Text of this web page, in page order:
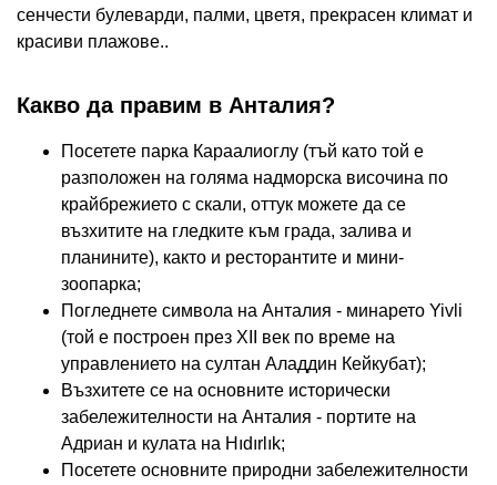
сенчести булеварди, палми, цветя, прекрасен климат и
красиви плажове..
Какво да правим в Анталия?
Посетете парка Караалиоглу (тъй като той е
разположен на голяма надморска височина по
крайбрежието с скали, оттук можете да се
възхитите на гледките към града, залива и
планините), както и ресторантите и мини-
зоопарка;
Погледнете символа на Анталия - минарето Yivli
(той е построен през XII век по време на
управлението на султан Аладдин Кейкубат);
Възхитете се на основните исторически
забележителности на Анталия - портите на
Адриан и кулата на Hıdırlık;
Посетете основните природни забележителности